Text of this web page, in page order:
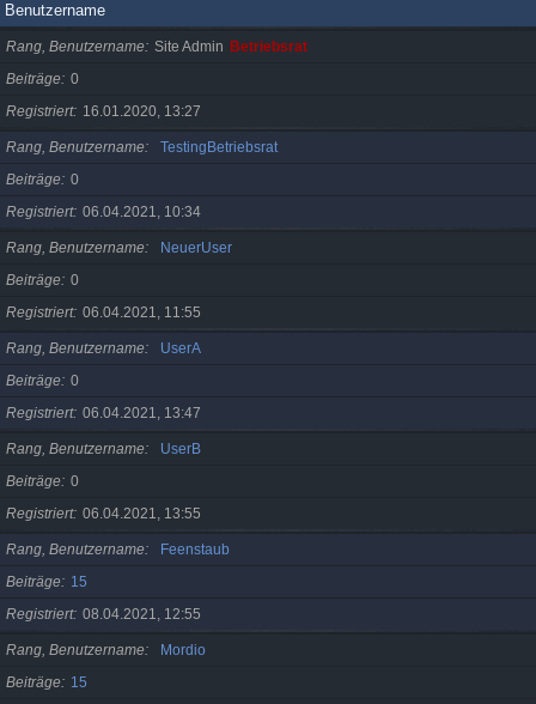
Benutzername
Rang, Benutzername Site Admin Betriebsrat
Beiträge 0
Registriert
16.01.2020, 13:27
Rang, Benutzername
TestingBetriebsrat
Beiträge 0
Registriert 06.04.2021, 10:34
Rang, Benutzername
NeuerUser
Beiträge 0
Registriert 06.04.2021, 11:55
Rang, Benutzername
UserA
Beiträge 0
Registriert 06.04.2021, 13:47
Rang, Benutzername
UserB
Beiträge 0
Registriert 06.04.2021, 13:55
Rang, Benutzername
Feenstaub
Beiträge
15
Registriert 08.04.2021, 12:55
Rang, Benutzername
Mordio
Beiträge
15